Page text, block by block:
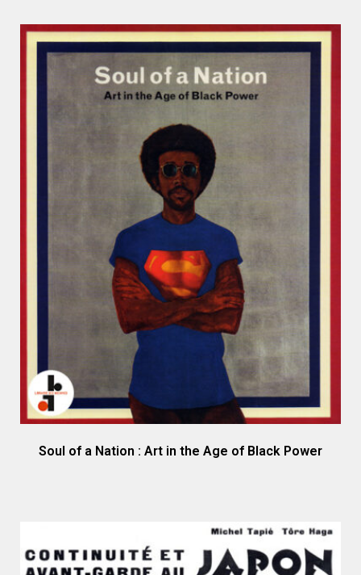
Soul of a Nation : Art in the Age of Black Power